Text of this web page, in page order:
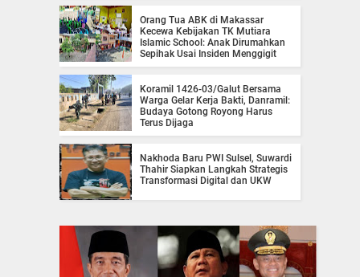
Orang Tua ABK di Makassar
Kecewa Kebijakan TK Mutiara
Islamic School: Anak Dirumahkan
Sepihak Usai Insiden Menggigit
Koramil 1426-03/Galut Bersama
Warga Gelar Kerja Bakti, Danramil:
Budaya Gotong Royong Harus
Terus Dijaga
Nakhoda Baru PWI Sulsel, Suwardi
Thahir Siapkan Langkah Strategis
Transformasi Digital dan UKW